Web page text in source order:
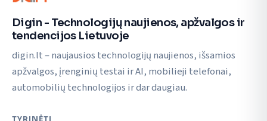
Digin - Technologijų naujienos, apžvalgos ir
tendencijos Lietuvoje
digin.lt – naujausios technologijų naujienos, išsamios
apžvalgos, įrenginių testai ir AI, mobilieji telefonai,
automobilių technologijos ir dar daugiau.
TYRINĖTI